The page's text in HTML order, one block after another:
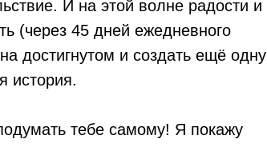
И на этой волне радости и
(через 45 дней ежедневного
достигнутом и создать ещё одну
история.
тебе самому! Я покажу